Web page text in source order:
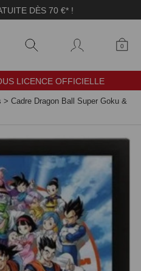
DÈS 70 €* !
0
LICENCE OFFICIELLE
> Cadre Dragon Ball Super Goku &